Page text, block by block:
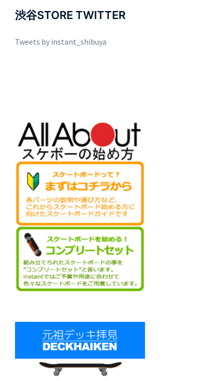
渋谷STORE TWITTER
Tweets by instant_shibuya